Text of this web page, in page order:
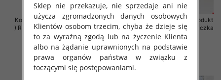
Komplet damskie (Polska produkt
) Roz 2XL-4XL , Mix Kolor Paczka
4 szt
68.00 zł
szczegóły
Komplet damskie (Polska produkt
) Roz 2XL-4XL , Mix Kolor Paczka
4 szt
68.00 zł
szczegóły
Sklep nie przekazuje, nie sprzedaje ani nie
użycza zgromadzonych danych osobowych
Klientów osobom trzecim, chyba że dzieje się
to za wyraźną zgodą lub na życzenie Klienta
albo na żądanie uprawnionych na podstawie
prawa organów państwa w związku z
toczącymi się postępowaniami.